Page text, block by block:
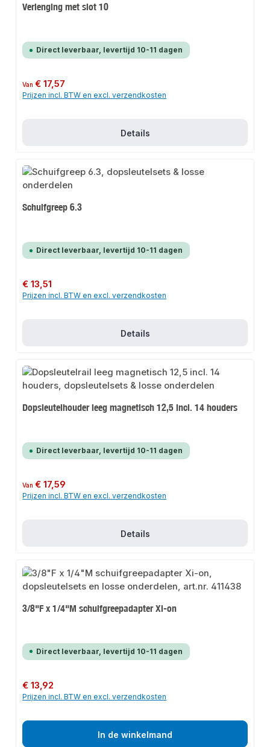
Verlenging met slot 10
Direct leverbaar, levertijd 10-11 dagen
Normale prijs:
Van€ 17,57
Prijzen incl. BTW en excl. verzendkosten
Details
Schuifgreep 6.3
Direct leverbaar, levertijd 10-11 dagen
Normale prijs:
€ 13,51
Prijzen incl. BTW en excl. verzendkosten
Details
Dopsleutelhouder leeg magnetisch 12,5 incl. 14 houders
Direct leverbaar, levertijd 10-11 dagen
Normale prijs:
Van€ 17,59
Prijzen incl. BTW en excl. verzendkosten
Details
3/8"F x 1/4"M schuifgreepadapter Xi-on
Direct leverbaar, levertijd 10-11 dagen
Normale prijs:
€ 13,92
Prijzen incl. BTW en excl. verzendkosten
In de winkelmand